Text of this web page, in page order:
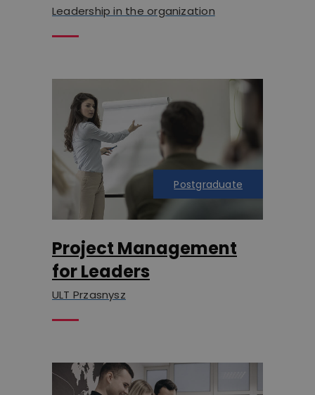
Leadership in the organization
Postgraduate
Project Management
for Leaders
ULT Przasnysz